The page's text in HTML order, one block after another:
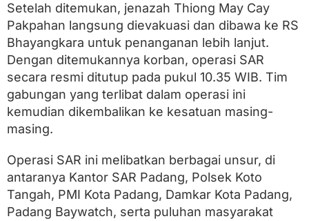
Setelah ditemukan, jenazah Thiong May Cay
Pakpahan langsung dievakuasi dan dibawa ke RS
Bhayangkara untuk penanganan lebih lanjut.
Dengan ditemukannya korban, operasi SAR
secara resmi ditutup pada pukul 10.35 WIB. Tim
gabungan yang terlibat dalam operasi ini
kemudian dikembalikan ke kesatuan masing-
masing.
Operasi SAR ini melibatkan berbagai unsur, di
antaranya Kantor SAR Padang, Polsek Koto
Tangah, PMI Kota Padang, Damkar Kota Padang,
Padang Baywatch, serta puluhan masyarakat